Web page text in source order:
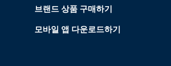
브랜드 상품 구매하기
모바일 앱 다운로드하기